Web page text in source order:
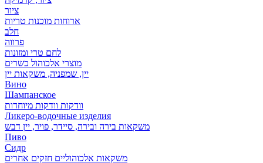
ציור
ארוחות מוכנות טריות
חלב
פרווה
לחם טרי ומזונות
מוצרי אלכוהול כשרים
יין, שמפניה, משקאות יין
Вино
Шампанское
וודקות וודקות מיוחדות
Ликеро-водочные изделия
משקאות בירה ובירה, סיידר, פויר, יין דבש
Пиво
Сидр
משקאות אלכוהוליים חזקים אחרים